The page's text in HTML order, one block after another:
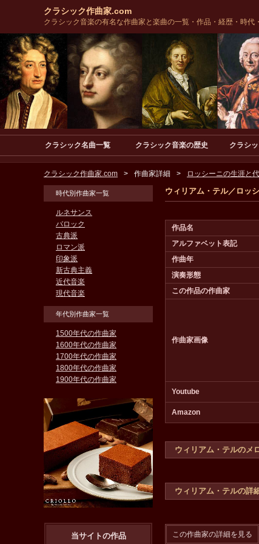
クラシック作曲家.com
クラシック音楽の有名な作曲家と楽曲の一覧・作品・経歴・時
クラシック名曲一覧 クラシック音楽の歴史 クラシ
クラシック作曲家.com 作曲家詳細 ロッシーニの生涯と
ウィリアム・テル／ロッ
作品名
アルファベット表記
作曲年
演奏形態
この作品の作曲家
作曲家画像
Youtube
Amazon
ウィリアム・テルのメ
ウィリアム・テルの詳
この作曲家の詳細を見る
時代別作曲家一覧
ルネサンス
バロック
古典派
ロマン派
印象派
新古典主義
近代音楽
現代音楽
年代別作曲家一覧
1500年代の作曲家
1600年代の作曲家
1700年代の作曲家
1800年代の作曲家
1900年代の作曲家
当サイトの作品